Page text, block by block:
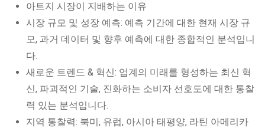
아트지 시장이 지배하는 이유
시장 규모 및 성장 예측: 예측 기간에 대한 현재 시장 규
모, 과거 데이터 및 향후 예측에 대한 종합적인 분석입니
다.
새로운 트렌드 & 혁신: 업계의 미래를 형성하는 최신 혁
신, 파괴적인 기술, 진화하는 소비자 선호도에 대한 통찰
력 있는 분석입니다.
지역 통찰력: 북미, 유럽, 아시아 태평양, 라틴 아메리카